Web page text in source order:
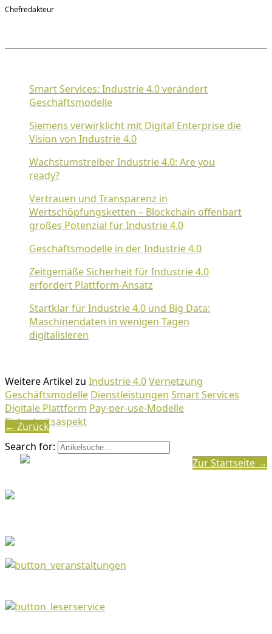
Chefredakteur
Smart Services: Industrie 4.0 verändert
Geschäftsmodelle
Siemens verwirklicht mit Digital Enterprise die
Vision von Industrie 4.0
Wachstumstreiber Industrie 4.0: Are you
ready?
Vertrauen und Transparenz in
Wertschöpfungsketten – Blockchain offenbart
großes Potenzial für Industrie 4.0
Geschäftsmodelle in der Industrie 4.0
Zeitgemäße Sicherheit für Industrie 4.0
erfordert Plattform-Ansatz
Startklar für Industrie 4.0 und Big Data:
Maschinendaten in wenigen Tagen
digitalisieren
Weitere Artikel zu Industrie 4.0Vernetzung
Geschäftsmodelle Dienstleistungen Smart Services
Digitale Plattform Pay-per-use-Modelle
Sicherheitsaspekt
Zur Startseite →
← Zurück
Search for: